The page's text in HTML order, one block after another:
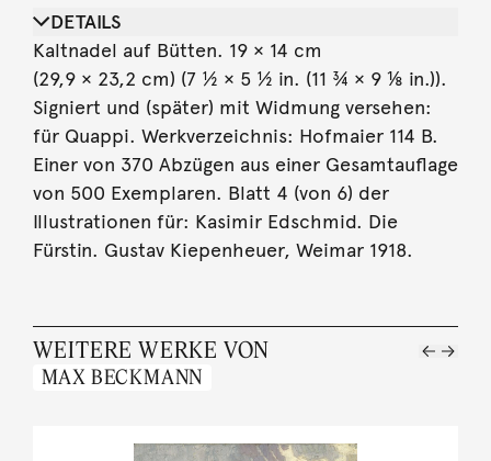
DETAILS
Kaltnadel auf Bütten. 19 × 14 cm
(29,9 × 23,2 cm) (7 ½ × 5 ½ in. (11 ¾ × 9 ⅛ in.)).
Signiert und (später) mit Widmung versehen:
für Quappi. Werkverzeichnis: Hofmaier 114 B.
Einer von 370 Abzügen aus einer Gesamtauflage
von 500 Exemplaren. Blatt 4 (von 6) der
Illustrationen für: Kasimir Edschmid. Die
Fürstin. Gustav Kiepenheuer, Weimar 1918.
WEITERE WERKE VON
MAX BECKMANN